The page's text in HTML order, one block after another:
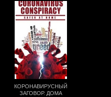
КОРОНАВИРУСНЫЙ
ЗАГОВОР. ДОМА